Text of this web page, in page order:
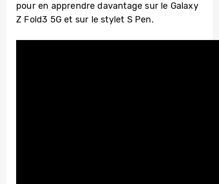
pour en apprendre davantage sur le Galaxy
Z Fold3 5G et sur le stylet S Pen.